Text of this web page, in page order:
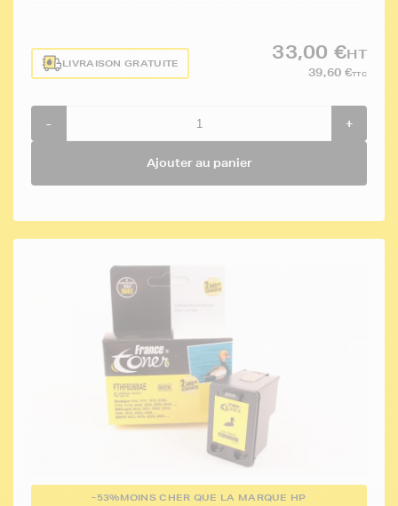
LIVRAISON GRATUITE
33,00 €HT
39,60 €TTC
- +
Ajouter au panier
-53%MOINS CHER QUE LA MARQUE HP